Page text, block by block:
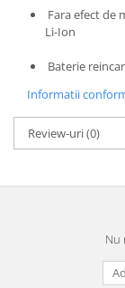
Fara efect de
Li-Ion
Baterie
Informatii
Review-uri(0)
Nu